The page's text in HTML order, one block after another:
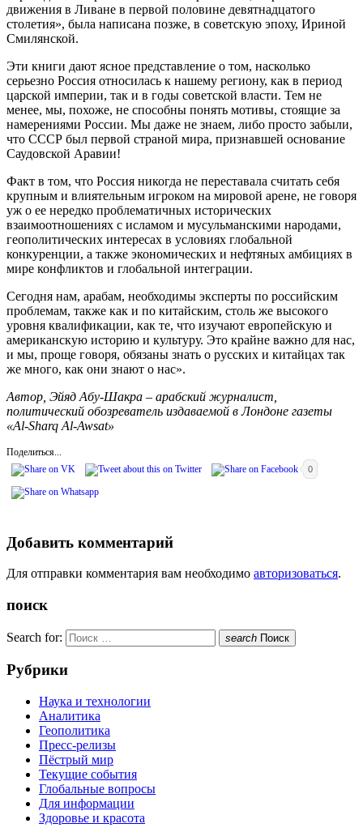
движения в Ливане в первой половине девятнадцатого
столетия», была написана позже, в советскую эпоху, Ириной
Смилянской.
Эти книги дают ясное представление о том, насколько
серьезно Россия относилась к нашему региону, как в период
царской империи, так и в годы советской власти. Тем не
менее, мы, похоже, не способны понять мотивы, стоящие за
намерениями России. Мы даже не знаем, либо просто забыли,
что СССР был первой страной мира, признавшей основание
Саудовской Аравии!
Факт в том, что Россия никогда не переставала считать себя
крупным и влиятельным игроком на мировой арене, не говоря
уж о ее нередко проблематичных исторических
взаимоотношениях с исламом и мусульманскими народами,
геополитических интересах в условиях глобальной
конкуренции, а также экономических и нефтяных амбициях в
мире конфликтов и глобальной интеграции.
Сегодня нам, арабам, необходимы эксперты по российским
проблемам, также как и по китайским, столь же высокого
уровня квалификации, как те, что изучают европейскую и
американскую историю и культуру. Это крайне важно для нас,
и мы, проще говоря, обязаны знать о русских и китайцах так
же много, как они знают о нас».
Автор, Эйяд Абу-Шакра – арабский журналист,
политический обозреватель издаваемой в Лондоне газеты
«Al-Sharq Al-Awsat»
Поделиться...
0
Добавить комментарий
Для отправки комментария вам необходимо авторизоваться.
поиск
Search for: search Поиск
Рубрики
Наука и технологии
Аналитика
Геополитика
Пресс-релизы
Пёстрый мир
Текущие события
Глобальные вопросы
Для информации
Здоровье и красота